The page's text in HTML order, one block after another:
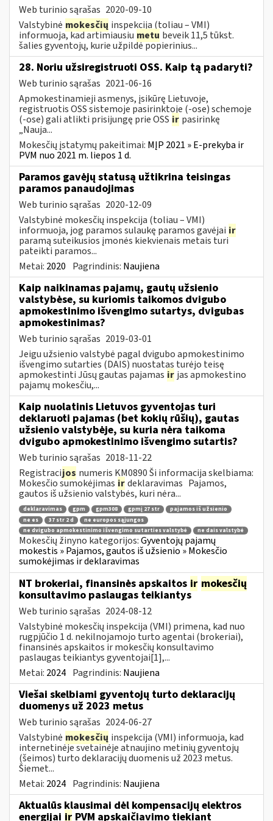
Web turinio sąrašas 2020-09-10
Valstybinė mokesčių inspekcija (toliau – VMI)
informuoja, kad artimiausiu metu beveik 11,5 tūkst.
šalies gyventojų, kurie užpildė popierinius...
28. Noriu užsiregistruoti OSS. Kaip tą padaryti?
Web turinio sąrašas 2021-06-16
Apmokestinamieji asmenys, įsikūrę Lietuvoje,
registruotis OSS sistemoje pasirinktoje (-ose) schemoje
(-ose) gali atlikti prisijungę prie OSS ir pasirinkę
„Nauja...
Mokesčių įstatymų pakeitimai: MĮP 2021 » E-prekyba ir
PVM nuo 2021 m. liepos 1 d.
Paramos gavėjų statusą užtikrina teisingas
paramos panaudojimas
Web turinio sąrašas 2020-12-09
Valstybinė mokesčių inspekcija (toliau – VMI)
informuoja, jog paramos sulaukę paramos gavėjai ir
paramą suteikusios įmonės kiekvienais metais turi
pateikti paramos...
Metai: 2020 Pagrindinis: Naujiena
Kaip naikinamas pajamų, gautų užsienio
valstybėse, su kuriomis taikomos dvigubo
apmokestinimo išvengimo sutartys, dvigubas
apmokestinimas?
Web turinio sąrašas 2019-03-01
Jeigu užsienio valstybė pagal dvigubo apmokestinimo
išvengimo sutarties (DAIS) nuostatas turėjo teisę
apmokestinti Jūsų gautas pajamas ir jas apmokestino
pajamų mokesčiu,...
Kaip nuolatinis Lietuvos gyventojas turi
deklaruoti pajamas (bet kokių rūšių), gautas
užsienio valstybėje, su kuria nėra taikoma
dvigubo apmokestinimo išvengimo sutartis?
Web turinio sąrašas 2018-11-22
Registracijos numeris KM0890 Ši informacija skelbiama:
Mokesčio sumokėjimas irdeklaravimas Pajamos,
gautos iš užsienio valstybės, kuri nėra...
deklaravimas gpm gpm308 gpmį 27 str
pajamos iš užsienio
ne es
37 str 2 d
ne europos sąjungos
ne dvigubo apmokestinimo išvengimo sutarties valstybė
ne dais valstybė
Mokesčių žinyno kategorijos:Gyventojų pajamų
mokestis » Pajamos, gautos iš užsienio » Mokesčio
sumokėjimas ir deklaravimas
NT brokeriai, finansinės apskaitos ir mokesčių
konsultavimo paslaugas teikiantys
Web turinio sąrašas 2024-08-12
Valstybinė mokesčių inspekcija (VMI) primena, kad nuo
rugpjūčio 1 d. nekilnojamojo turto agentai (brokeriai),
finansinės apskaitos ir mokesčių konsultavimo
paslaugas teikiantys gyventojai[1],...
Metai: 2024 Pagrindinis: Naujiena
Viešai skelbiami gyventojų turto deklaracijų
duomenys už 2023 metus
Web turinio sąrašas 2024-06-27
Valstybinė mokesčių inspekcija (VMI) informuoja, kad
internetinėje svetainėje atnaujino metinių gyventojų
(šeimos) turto deklaracijų duomenis už 2023 metus.
Šiemet...
Metai: 2024 Pagrindinis: Naujiena
Aktualūs klausimai dėl kompensacijų elektros
energijai ir PVM apskaičiavimo tiekiant